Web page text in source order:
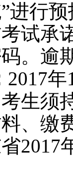
进行
试承
。逾
2017年
生须
、缴
2017